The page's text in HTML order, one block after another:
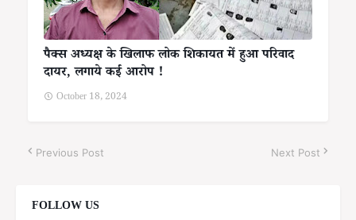
पैक्स अध्यक्ष के खिलाफ लोक शिकायत में हुआ परिवाद
दायर, लगाये कई आरोप !
October 18, 2024
Previous Post Next Post
FOLLOW US